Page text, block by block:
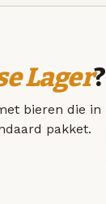
Lager?
bieren die in
pakket.